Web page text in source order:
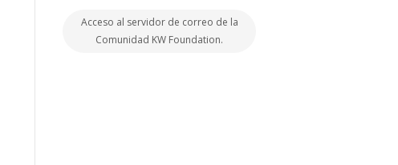
Acceso al servidor de correo de la
Comunidad KW Foundation.